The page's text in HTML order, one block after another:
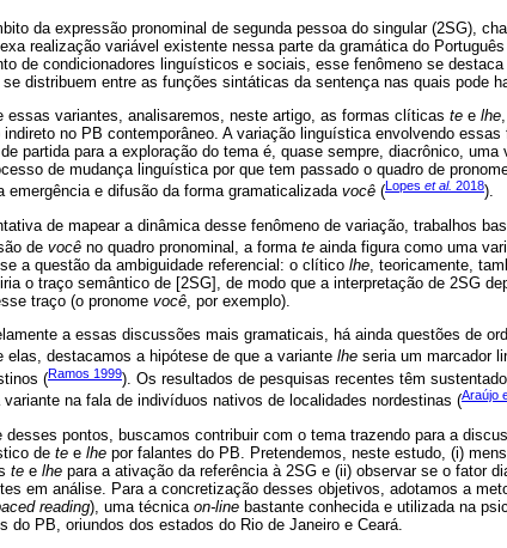
da expressão pronominal de segunda pessoa do singular (2SG),
realização variável existente nessa parte da gramática do
de condicionadores linguísticos e sociais, esse fenômeno se
se distribuem entre as funções sintáticas da sentença nas quais pode
essas variantes, analisaremos, neste artigo, as formas clíticas te e lhe
indireto no PB contemporâneo. A variação linguística envolvendo
partida para a exploração do tema é, quase sempre, diacrônico,
de mudança linguística por que tem passado o quadro de
emergência e difusão da forma gramaticalizada você ( Lopes et al. 2018).
de mapear a dinâmica desse fenômeno de variação, trabalhos
de você no quadro pronominal, a forma te ainda figura como uma
a questão da ambiguidade referencial: o clítico lhe, teoricamente,
o traço semântico de [2SG], de modo que a interpretação de 2SG
traço (o pronome você, por exemplo).
a essas discussões mais gramaticais, há ainda questões de
elas, destacamos a hipótese de que a variante lhe seria um marcador
(Ramos 1999). Os resultados de pesquisas recentes têm
variante na fala de indivíduos nativos de localidades nordestinas (Araújo
desses pontos, buscamos contribuir com o tema trazendo para a
de te e lhe por falantes do PB. Pretendemos, neste estudo, (i)
te e lhe para a ativação da referência à 2SG e (ii) observar se o fator
em análise. Para a concretização desses objetivos, adotamos a
reading), uma técnica on-line bastante conhecida e utilizada na
do PB, oriundos dos estados do Rio de Janeiro e Ceará.